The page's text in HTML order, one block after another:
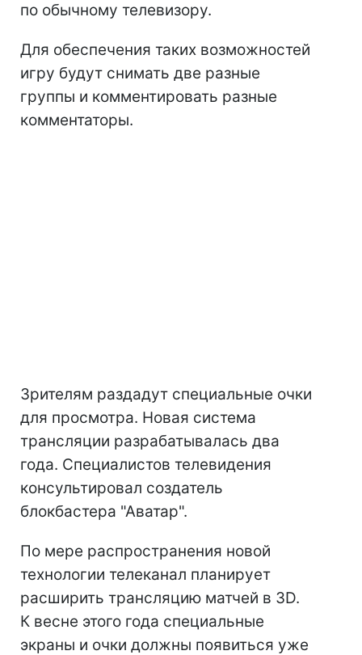
по обычному телевизору.
Для обеспечения таких возможностей
игру будут снимать две разные
группы и комментировать разные
комментаторы.
Зрителям раздадут специальные очки
для просмотра. Новая система
трансляции разрабатывалась два
года. Специалистов телевидения
консультировал создатель
блокбастера "Аватар".
По мере распространения новой
технологии телеканал планирует
расширить трансляцию матчей в 3D.
К весне этого года специальные
экраны и очки должны появиться уже